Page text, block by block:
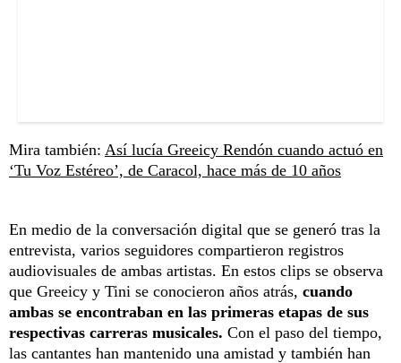
Mira también: Así lucía Greeicy Rendón cuando actuó en
‘Tu Voz Estéreo’, de Caracol, hace más de 10 años
En medio de la conversación digital que se generó tras la
entrevista, varios seguidores compartieron registros
audiovisuales de ambas artistas. En estos clips se observa
que Greeicy y Tini se conocieron años atrás, cuando
ambas se encontraban en las primeras etapas de sus
respectivas carreras musicales. Con el paso del tiempo,
las cantantes han mantenido una amistad y también han